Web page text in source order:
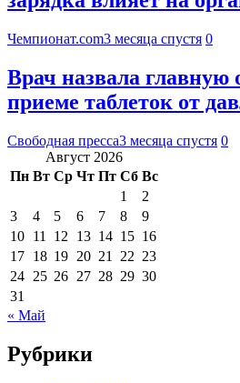
Чемпионат.com3 месяца спустя 0
Врач назвала
приеме таблеток от
Свободная пресса3 месяца спустя 0
Август 2026
Пн Вт Ср Чт Пт Сб Вс
1
2
3
4 5 6 7 8
9
10 11 12 13 14 15 16
17 18 19 20 21 22 23
24 25 26 27 28 29 30
31
« Май
Рубрики